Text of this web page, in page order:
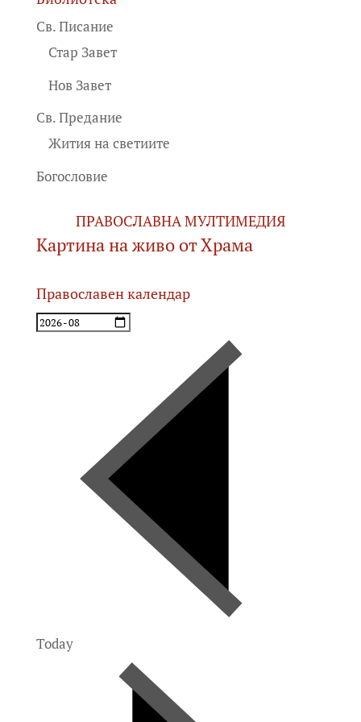
Св. Писание
Стар Завет
Нов Завет
Св. Предание
Жития на светиите
Богословие
ПРАВОСЛАВНА МУЛТИМЕДИЯ
Картина на живо от Храма
Православен календар
Today